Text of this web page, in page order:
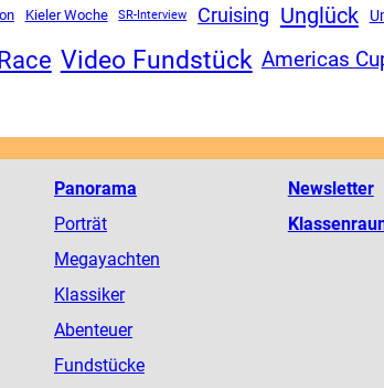
Kieler Woche SR-Interview Cruising Unglück
Video Fundstück Americas
Panorama
Porträt
Megayachten
Klassiker
Abenteuer
Fundstücke
Newsletter